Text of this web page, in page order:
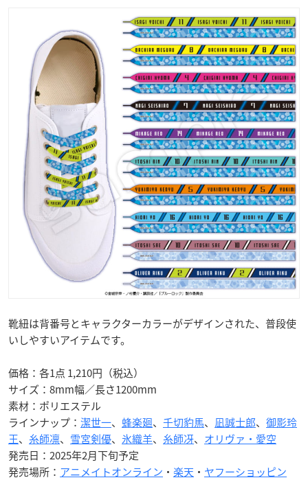
靴紐は背番号とキャラクターカラーがデザインされた、普段使
いしやすいアイテムです。
価格：各1点 1,210円（税込）
サイズ：8mm幅／長さ1200mm
素材：ポリエステル
ラインナップ： 潔世一、 蜂楽廻、 千切豹馬、 凪誠士郎、 御影玲
王、 糸師凛、 雪宮剣優、 氷織羊、 糸師冴、 オリヴァ・愛空
発売日：2025年2月下旬予定
発売場所： アニメイトオンライン ・ 楽天 ・ ヤフーショッピン